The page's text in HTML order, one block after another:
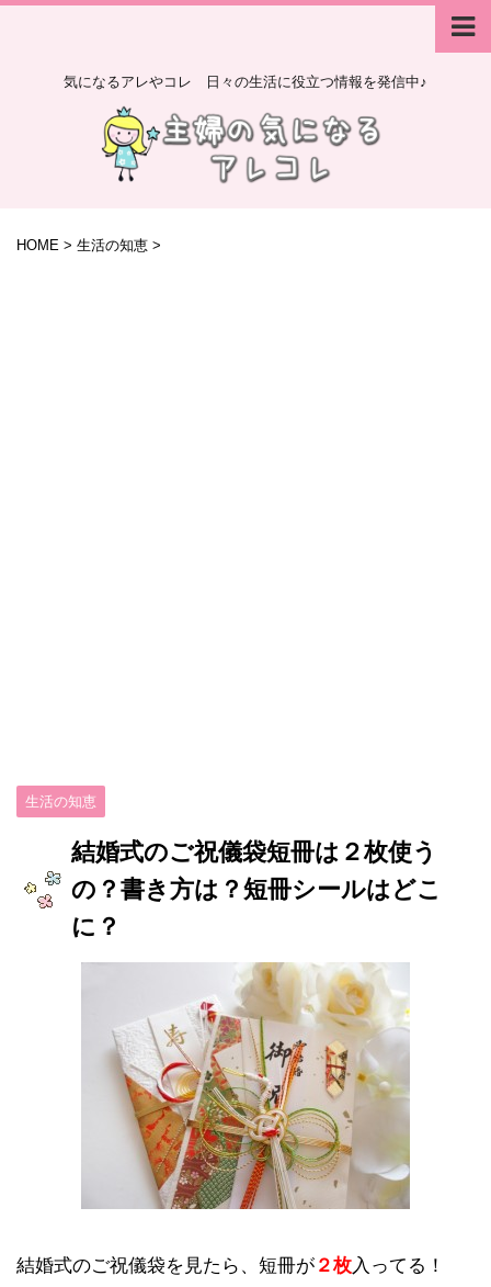
気になるアレやコレ 日々の生活に役立つ情報を発信中♪
HOME > 生活の知恵 >
生活の知恵
結婚式のご祝儀袋短冊は２枚使う
の？書き方は？短冊シールはどこ
に？
結婚式のご祝儀袋を見たら、短冊が ２枚入ってる！